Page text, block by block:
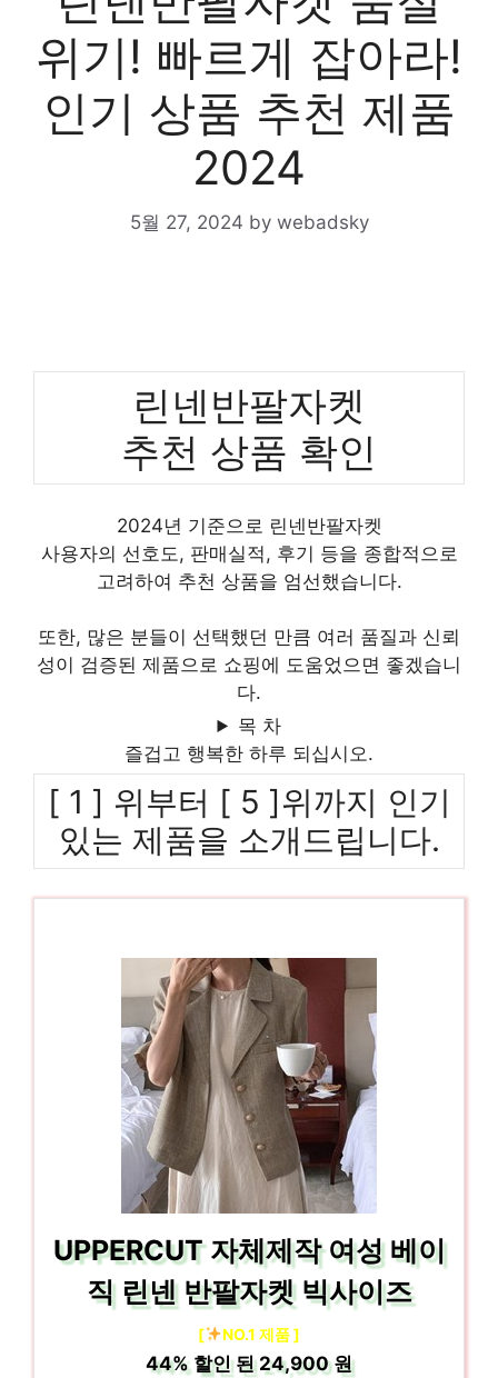
위기! 빠르게 잡아라!
인기 상품 추천 제품
2024
5월 27, 2024 by webadsky
린넨반팔자켓
추천 상품 확인
2024년 기준으로 린넨반팔자켓
사용자의 선호도, 판매실적, 후기 등을 종합적으로
고려하여 추천 상품을 엄선했습니다.
또한, 많은 분들이 선택했던 만큼 여러 품질과 신뢰
성이 검증된 제품으로 쇼핑에 도움었으면 좋겠습니
다.
목 차
즐겁고 행복한 하루 되십시오.
[ 1 ] 위부터 [ 5 ]위까지 인기
있는 제품을 소개드립니다.
UPPERCUT 자체제작 여성 베이
직 린넨 반팔자켓 빅사이즈
[ NO.1 제품 ]
44% 할인 된24,900 원